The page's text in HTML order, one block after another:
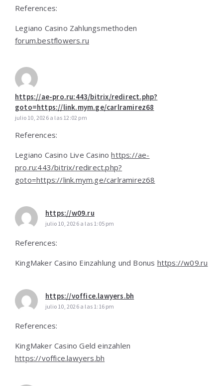
References:
Legiano Casino Zahlungsmethoden
forum.bestflowers.ru
https://ae-pro.ru:443/bitrix/redirect.php?
goto=https://link.mym.ge/carlramirez68
julio 10, 2026 a las 12:02 pm
References:
Legiano Casino Live Casinohttps://ae-
pro.ru:443/bitrix/redirect.php?
goto=https://link.mym.ge/carlramirez68
https://w09.ru
julio 10, 2026 a las 1:05 pm
References:
KingMaker Casino Einzahlung und Bonus https://w09.ru
https://voffice.lawyers.bh
julio 10, 2026 a las 1:16 pm
References:
KingMaker Casino Geld einzahlen
https://voffice.lawyers.bh